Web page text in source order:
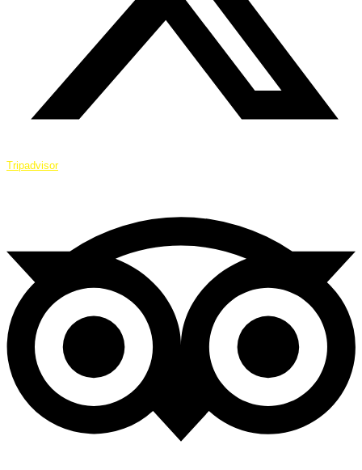
Tripadvisor